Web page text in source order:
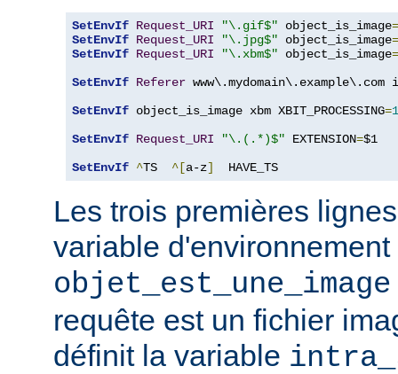
SetEnvIf Request_URI "\.gif$" object_is_image=
SetEnvIf Request_URI "\.jpg$" object_is_image=
SetEnvIf Request_URI "\.xbm$" object_is_image=
SetEnvIf Referer
SetEnvIf object_is_image xbm XBIT_PROCESSING=1
SetEnvIf Request_URI "\.(.*)$" EXTENSION=$1
SetEnvIf ^TS ^[a-z]
  HAVE_TS
Les trois premières
variable d'environnement
objet_est_une_image
requête est un fichier
définit la variable